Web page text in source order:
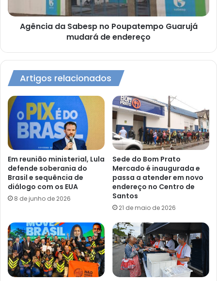
endereço
Agência da Sabesp no Poupatempo Guarujá
mudará de endereço
Artigos relacionados
Em reunião ministerial, Lula
defende soberania do
Brasil e sequência de
diálogo com os EUA
8 de junho de 2026
Sede do Bom Prato
Mercado é inaugurada e
passa a atender em novo
endereço no Centro de
Santos
21 de maio de 2026